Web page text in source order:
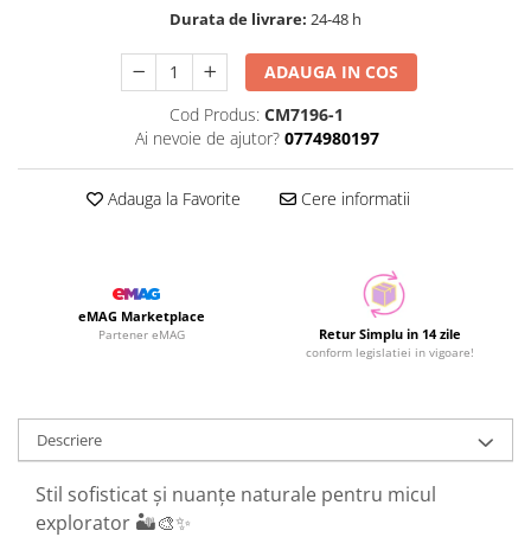
Durata de livrare: 24-48 h
ADAUGA IN COS
Cod Produs: CM7196-1
Ai nevoie de ajutor? 0774980197
Adauga la Favorite Cere informatii
eMAG Marketplace
Partener eMAG Retur Simplu in 14 zile
conform legislatiei in vigoare!
Descriere
Stil sofisticat și nuanțe naturale pentru micul
explorator 🏜️🎨✨